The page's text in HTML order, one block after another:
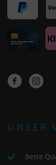
UNSER
Beste